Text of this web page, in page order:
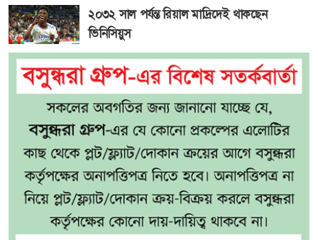
২০৩২ সাল পর্যন্ত রিয়াল মাদ্রিদেই থাকছেন
ভিনিসিয়ুস